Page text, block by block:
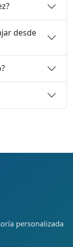
desde
personalizada